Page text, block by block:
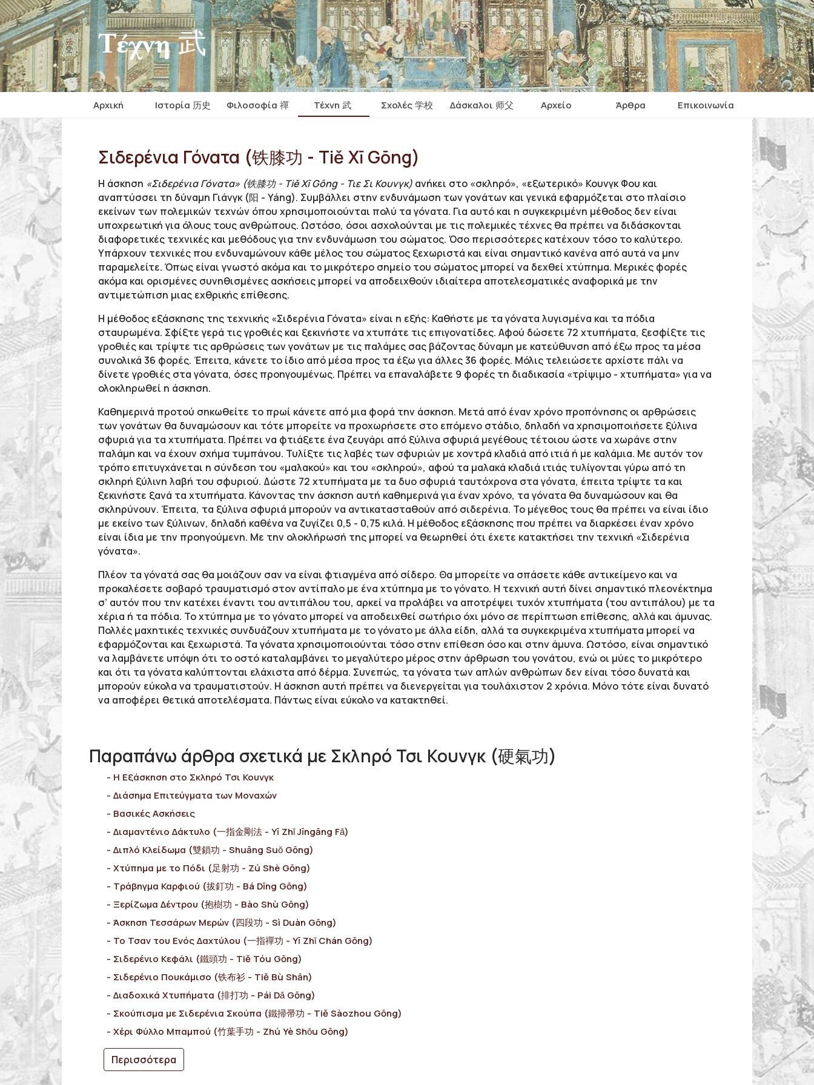
Τέχνη 武
Αρχική Iστορία 历史 Φιλοσοφία 禪 Τέχνη 武 Σχολές 学校 Δάσκαλοι 师父 Αρχείο Άρθρα Επικοινωνία
Σιδερένια Γόνατα (铁膝功 - Tiě Xī Gōng)
Η άσκηση «Σιδερένια Γόνατα» (铁膝功 - Tiě Xī Gōng - Τιε Σι Κουνγκ) ανήκει στο «σκληρό», «εξωτερικό» Κουνγκ Φου και
αναπτύσσει τη δύναμη Γιάνγκ (阳 - Yáng). Συμβάλλει στην ενδυνάμωση των γονάτων και γενικά εφαρμόζεται στο πλαίσιο
εκείνων των πολεμικών τεχνών όπου χρησιμοποιούνται πολύ τα γόνατα. Για αυτό και η συγκεκριμένη μέθοδος δεν είναι
υποχρεωτική για όλους τους ανθρώπους. Ωστόσο, όσοι ασχολούνται με τις πολεμικές τέχνες θα πρέπει να διδάσκονται
διαφορετικές τεχνικές και μεθόδους για την ενδυνάμωση του σώματος. Όσο περισσότερες κατέχουν τόσο το καλύτερο.
Υπάρχουν τεχνικές που ενδυναμώνουν κάθε μέλος του σώματος ξεχωριστά και είναι σημαντικό κανένα από αυτά να μην
παραμελείτε. Όπως είναι γνωστό ακόμα και το μικρότερο σημείο του σώματος μπορεί να δεχθεί χτύπημα. Μερικές φορές
ακόμα και ορισμένες συνηθισμένες ασκήσεις μπορεί να αποδειχθούν ιδιαίτερα αποτελεσματικές αναφορικά με την
αντιμετώπιση μιας εχθρικής επίθεσης.
Η μέθοδος εξάσκησης της τεχνικής «Σιδερένια Γόνατα» είναι η εξής: Καθήστε με τα γόνατα λυγισμένα και τα πόδια
σταυρωμένα. Σφίξτε γερά τις γροθιές και ξεκινήστε να χτυπάτε τις επιγονατίδες. Αφού δώσετε 72 χτυπήματα, ξεσφίξτε τις
γροθιές και τρίψτε τις αρθρώσεις των γονάτων με τις παλάμες σας βάζοντας δύναμη με κατεύθυνση από έξω προς τα μέσα
συνολικά 36 φορές. Έπειτα, κάνετε το ίδιο από μέσα προς τα έξω για άλλες 36 φορές. Μόλις τελειώσετε αρχίστε πάλι να
δίνετε γροθιές στα γόνατα, όσες προηγουμένως. Πρέπει να επαναλάβετε 9 φορές τη διαδικασία «τρίψιμο - χτυπήματα» για να
ολοκληρωθεί η άσκηση.
Καθημερινά προτού σηκωθείτε το πρωί κάνετε από μια φορά την άσκηση. Μετά από έναν χρόνο προπόνησης οι αρθρώσεις
των γονάτων θα δυναμώσουν και τότε μπορείτε να προχωρήσετε στο επόμενο στάδιο, δηλαδή να χρησιμοποιήσετε ξύλινα
σφυριά για τα χτυπήματα. Πρέπει να φτιάξετε ένα ζευγάρι από ξύλινα σφυριά μεγέθους τέτοιου ώστε να χωράνε στην
παλάμη και να έχουν σχήμα τυμπάνου. Τυλίξτε τις λαβές των σφυριών με χοντρά κλαδιά από ιτιά ή με καλάμια. Με αυτόν τον
τρόπο επιτυγχάνεται η σύνδεση του «μαλακού» και του «σκληρού», αφού τα μαλακά κλαδιά ιτιάς τυλίγονται γύρω από τη
σκληρή ξύλινη λαβή του σφυριού. Δώστε 72 χτυπήματα με τα δυο σφυριά ταυτόχρονα στα γόνατα, έπειτα τρίψτε τα και
ξεκινήστε ξανά τα χτυπήματα. Κάνοντας την άσκηση αυτή καθημερινά για έναν χρόνο, τα γόνατα θα δυναμώσουν και θα
σκληρύνουν. Έπειτα, τα ξύλινα σφυριά μπορούν να αντικατασταθούν από σιδερένια. Το μέγεθος τους θα πρέπει να είναι ίδιο
με εκείνο των ξύλινων, δηλαδή καθένα να ζυγίζει 0,5 - 0,75 κιλά. Η μέθοδος εξάσκησης που πρέπει να διαρκέσει έναν χρόνο
είναι ίδια με την προηγούμενη. Με την ολοκλήρωσή της μπορεί να θεωρηθεί ότι έχετε κατακτήσει την τεχνική «Σιδερένια
γόνατα».
Πλέον τα γόνατά σας θα μοιάζουν σαν να είναι φτιαγμένα από σίδερο. Θα μπορείτε να σπάσετε κάθε αντικείμενο και να
προκαλέσετε σοβαρό τραυματισμό στον αντίπαλο με ένα χτύπημα με το γόνατο. Η τεχνική αυτή δίνει σημαντικό πλεονέκτημα
σ’ αυτόν που την κατέχει έναντι του αντιπάλου του, αρκεί να προλάβει να αποτρέψει τυχόν χτυπήματα (του αντιπάλου) με τα
χέρια ή τα πόδια. Το χτύπημα με το γόνατο μπορεί να αποδειχθεί σωτήριο όχι μόνο σε περίπτωση επίθεσης, αλλά και άμυνας.
Πολλές μαχητικές τεχνικές συνδυάζουν χτυπήματα με το γόνατο με άλλα είδη, αλλά τα συγκεκριμένα χτυπήματα μπορεί να
εφαρμόζονται και ξεχωριστά. Τα γόνατα χρησιμοποιούνται τόσο στην επίθεση όσο και στην άμυνα. Ωστόσο, είναι σημαντικό
να λαμβάνετε υπόψη ότι το οστό καταλαμβάνει το μεγαλύτερο μέρος στην άρθρωση του γονάτου, ενώ οι μύες το μικρότερο
και ότι τα γόνατα καλύπτονται ελάχιστα από δέρμα. Συνεπώς, τα γόνατα των απλών ανθρώπων δεν είναι τόσο δυνατά και
μπορούν εύκολα να τραυματιστούν. Η άσκηση αυτή πρέπει να διενεργείται για τουλάχιστον 2 χρόνια. Μόνο τότε είναι δυνατό
να αποφέρει θετικά αποτελέσματα. Πάντως είναι εύκολο να κατακτηθεί.
Παραπάνω άρθρα σχετικά με Σκληρό Τσι Κουνγκ (硬氣功)
Η Εξάσκηση στο Σκληρό Τσι Κουνγκ
Διάσημα Επιτεύγματα των Μοναχών
Bασικές Ασκήσεις
Διαμαντένιο Δάκτυλο (一指金剛法 - Yī Zhǐ Jīngāng Fǎ)
Διπλό Κλείδωμα (雙鎖功 - Shuāng Suǒ Gōng)
Χτύπημα με το Πόδι (足射功 - Zú Shè Gōng)
Τράβηγμα Καρφιού (拔釘功 - Bá Dīng Gōng)
Ξερίζωμα Δέντρου (抱樹功 - Bào Shù Gōng)
Άσκηση Τεσσάρων Μερών (四段功 - Sì Duàn Gōng)
Το Τσαν του Ενός Δαχτύλου (一指禪功 - Yī Zhǐ Chán Gōng)
Σιδερένιο Κεφάλι (鐵頭功 - Tiě Tóu Gōng)
Σιδερένιο Πουκάμισο (铁布衫 - Tiě Bù Shān)
Διαδοχικά Χτυπήματα (排打功 - Pái Dǎ Gōng)
Σκούπισμα με Σιδερένια Σκούπα (鐵掃帚功 - Tiě Sàozhou Gōng)
Χέρι Φύλλο Μπαμπού (竹葉手功 - Zhú Yè Shǒu Gōng)
Περισσότερα